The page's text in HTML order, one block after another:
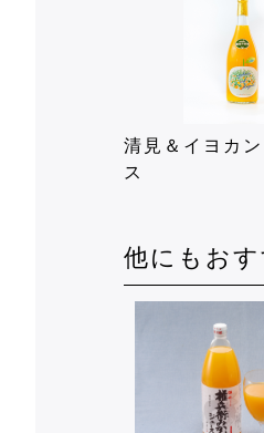
清見＆イヨカ
ス
他にもお